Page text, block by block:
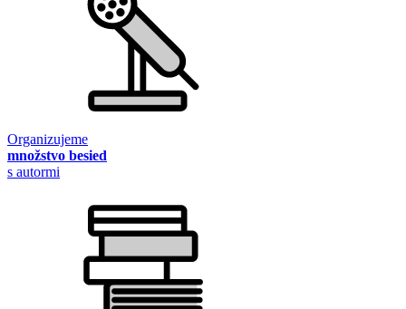
Organizujeme
množstvo besied
s autormi